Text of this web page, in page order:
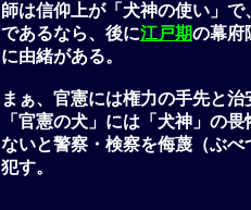
師は信仰上が「犬神の使い」
であるなら、後に江戸期の幕府
に由緒がある。
まぁ、官憲には権力の手先と
「官憲の犬」には「犬神」の
ないと警察・検察を侮蔑（ぶ
犯す。